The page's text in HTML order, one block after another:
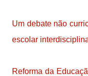
Um debate não
escolar
Reforma da